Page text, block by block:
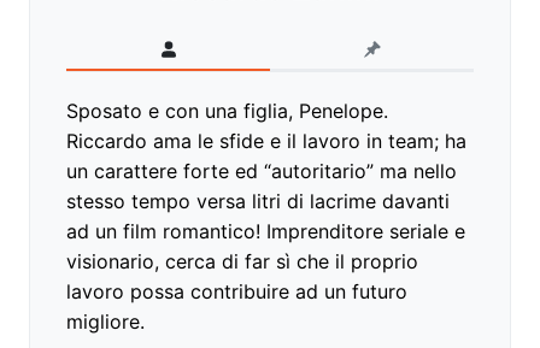
Sposato e con una figlia, Penelope.
Riccardo ama le sfide e il lavoro in team; ha
un carattere forte ed “autoritario” ma nello
stesso tempo versa litri di lacrime davanti
ad un film romantico! Imprenditore seriale e
visionario, cerca di far sì che il proprio
lavoro possa contribuire ad un futuro
migliore.